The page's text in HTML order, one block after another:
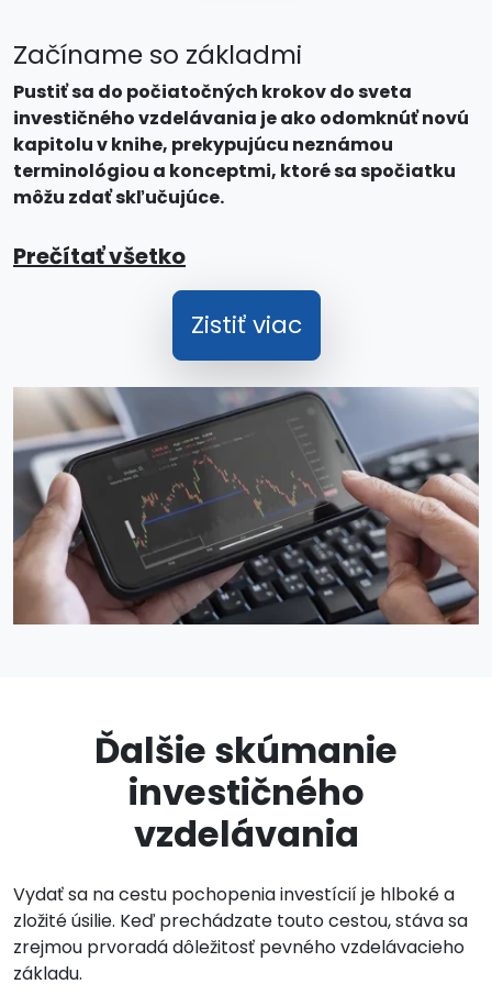
Začíname so základmi
Pustiť sa do počiatočných krokov do sveta
investičného vzdelávania je ako odomknúť novú
kapitolu v knihe, prekypujúcu neznámou
terminológiou a konceptmi, ktoré sa spočiatku
môžu zdať skľučujúce.
Prečítať všetko
Zistiť viac
Ďalšie skúmanie
investičného
vzdelávania
Vydať sa na cestu pochopenia investícií je hlboké a
zložité úsilie. Keď prechádzate touto cestou, stáva sa
zrejmou prvoradá dôležitosť pevného vzdelávacieho
základu.